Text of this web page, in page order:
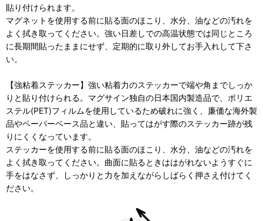
貼り付けられます。
マグネットを使用する前に貼る面のほこり、水分、油などの汚れを
よく拭き取ってください。強い日差しでの高温状態では同じところ
に長期間貼ったままにせず、定期的に取り外してお手入れして下さ
い。
【強粘着ステッカー】強い粘着力のステッカーで端や角までしっか
りと貼り付けられる。マグサイン独自の日本国内製造品で、ポリエ
ステル(PET)フィルムを使用しているため破れに強く、廉価な海外製
品やペーパーベース品と違い、貼ってはがす際のステッカー跡が残
りにくくなっています。
ステッカーを使用する前に貼る面のほこり、水分、油などの汚れを
よく拭き取ってください。曲面に貼るときははがれないようすぐに
手をはなさず、しっかりと力を加えながらしばらく押さえ付けてく
ださい。